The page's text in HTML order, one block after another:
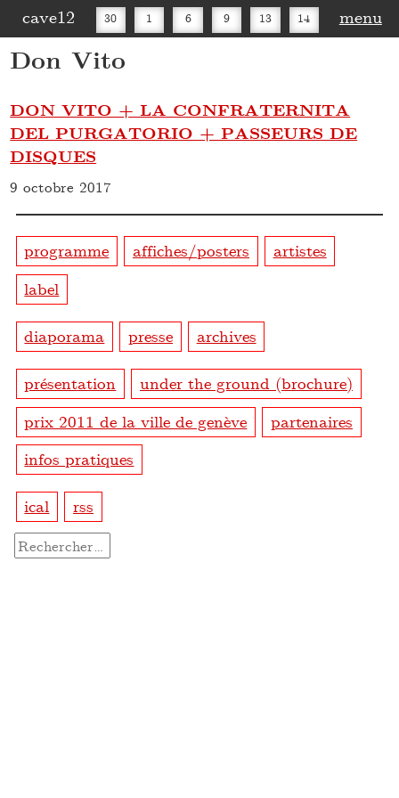
cave12 30 1 6 9 13 14
16
menu
Don Vito
DON VITO + LA CONFRATERNITA
DEL PURGATORIO + PASSEURS DE
DISQUES
9 octobre 2017
programme affiches/posters
artistes
label
diaporama presse archives
présentation
under the ground (brochure)
prix 2011 de la ville de genève
partenaires
infos pratiques
ical rss
Rechercher :